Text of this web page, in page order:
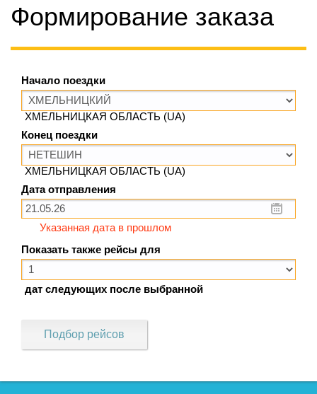
Формирование заказа
Начало поездки
ХМЕЛЬНИЦКАЯ ОБЛАСТЬ (UA)
Конец поездки
ХМЕЛЬНИЦКАЯ ОБЛАСТЬ (UA)
Дата отправления
Указанная дата в прошлом
Показать также рейсы для
дат следующих после выбранной
Подбор рейсов